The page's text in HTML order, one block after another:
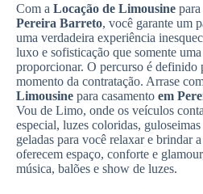
Com a Locação de Limousine
Pereira Barreto, você garante um
uma verdadeira experiência
luxo e sofisticação que somente
proporcionar. O percurso é definido
momento da contratação. Arrase
Limousine para casamento em
Vou de Limo, onde os veículos
especial, luzes coloridas,
geladas para você relaxar e brindar
oferecem espaço, conforte e
música, balões e show de luzes.